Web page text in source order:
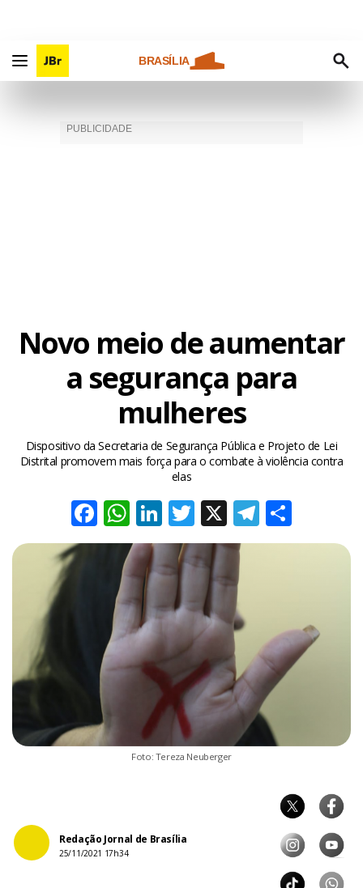
BRASÍLIA
Novo meio de aumentar
a segurança para
mulheres
Dispositivo da Secretaria de Segurança Pública e Projeto de Lei
Distrital promovem mais força para o combate à violência contra
elas
Facebook
WhatsApp
LinkedIn
Twitter
X
Foto: Tereza Neuberger
Redação Jornal de Brasília
25/11/2021 17h34